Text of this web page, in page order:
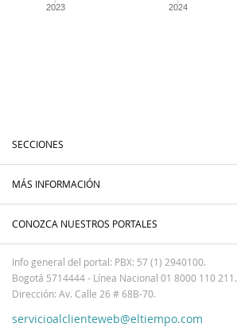
2023 2024
SECCIONES
MÁS INFORMACIÓN
CONOZCA NUESTROS PORTALES
Info general del portal: PBX: 57 (1) 2940100.
Bogotá 5714444 - Línea Nacional 01 8000 110 211.
Dirección: Av. Calle 26 # 68B-70.
servicioalclienteweb@eltiempo.com